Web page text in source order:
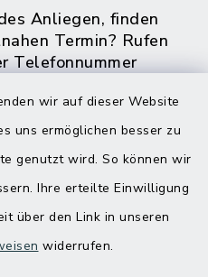
wir auf dieser Website
uns ermöglichen besser zu
genutzt wird. So können wir
Ihre erteilte Einwilligung
über den Link in unseren
widerrufen.
Anliegen, finden
Termin? Rufen
Telefonnummer